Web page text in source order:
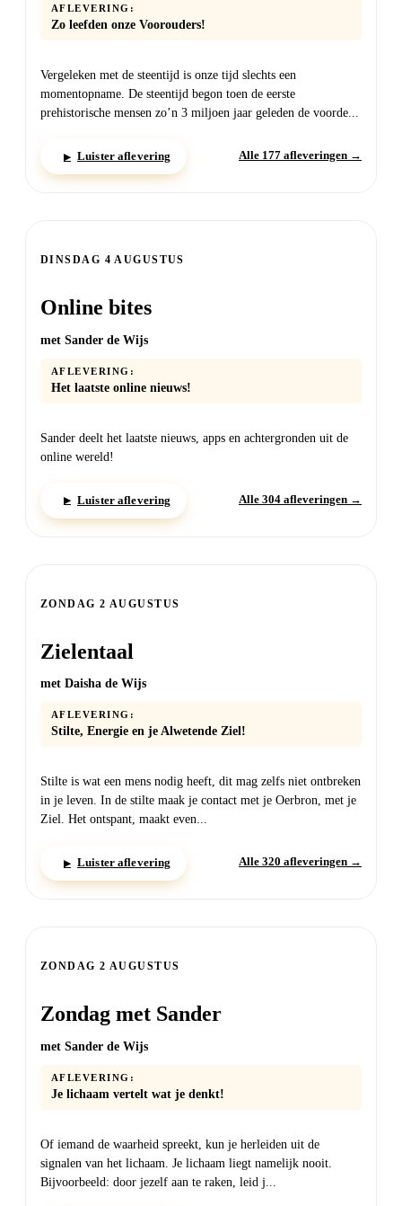
AFLEVERING:
Zo leefden onze Voorouders!
Vergeleken met de steentijd is onze tijd slechts een
momentopname. De steentijd begon toen de eerste
prehistorische mensen zo’n 3 miljoen jaar geleden de voorde...
▶ Luister aflevering Alle 177 afleveringen →
DINSDAG
DINSDAG 4 AUGUSTUS
Online bites
met Sander de Wijs
AFLEVERING:
Het laatste online nieuws!
Sander deelt het laatste nieuws, apps en achtergronden uit de
online wereld!
▶ Luister aflevering Alle 304 afleveringen →
ZONDAG 2 AUGUSTUS
Zielentaal
met Daisha de Wijs
AFLEVERING:
Stilte, Energie en je Alwetende Ziel!
Stilte is wat een mens nodig heeft, dit mag zelfs niet ontbreken
in je leven. In de stilte maak je contact met je Oerbron, met je
Ziel. Het ontspant, maakt even...
▶ Luister aflevering Alle 320 afleveringen →
ZONDAG 2 AUGUSTUS
Zondag met Sander
met Sander de Wijs
AFLEVERING:
Je lichaam vertelt wat je denkt!
Of iemand de waarheid spreekt, kun je herleiden uit de
signalen van het lichaam. Je lichaam liegt namelijk nooit.
Bijvoorbeeld: door jezelf aan te raken, leid j...